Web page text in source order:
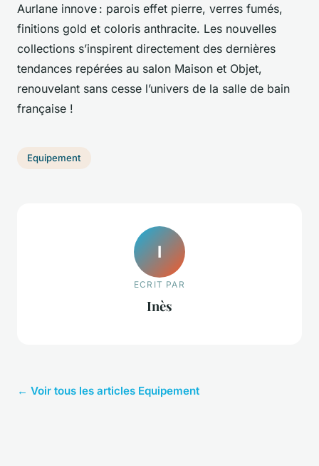
Aurlane innove : parois effet pierre, verres fumés,
finitions gold et coloris anthracite. Les nouvelles
collections s’inspirent directement des dernières
tendances repérées au salon Maison et Objet,
renouvelant sans cesse l’univers de la salle de bain
française !
Equipement
I
ECRIT PAR
Inès
← Voir tous les articles Equipement